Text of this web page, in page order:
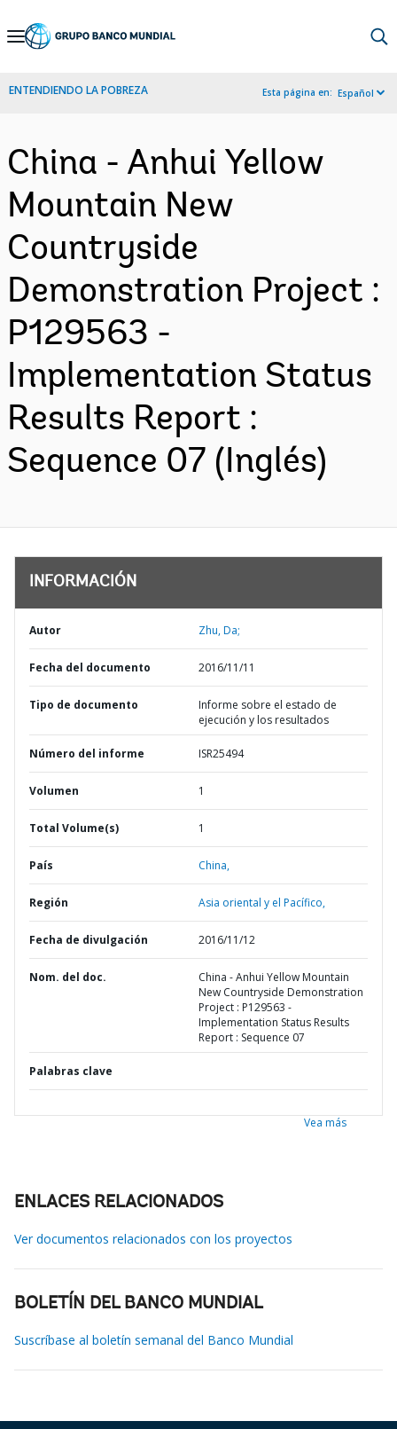
Skip
Navigation
ENTENDIENDO LA POBREZA Esta página en: Español
China - Anhui Yellow
Mountain New
Countryside
Demonstration Project :
P129563 -
Implementation Status
Results Report :
Sequence 07 (Inglés)
INFORMACIÓN
Autor Zhu, Da;
Fecha del documento 2016/11/11
Tipo de documento
Informe sobre el estado de
ejecución y los resultados
Número del informe ISR25494
Volumen 1
Total Volume(s) 1
País China,
Región Asia oriental y el Pacífico,
Fecha de divulgación 2016/11/12
Nom. del doc.
China - Anhui Yellow Mountain
New Countryside Demonstration
Project : P129563 -
Implementation Status Results
Report : Sequence 07
Palabras clave
Vea más
ENLACES RELACIONADOS
Ver documentos relacionados con los proyectos
BOLETÍN DEL BANCO MUNDIAL
Suscríbase al boletín semanal del Banco Mundial